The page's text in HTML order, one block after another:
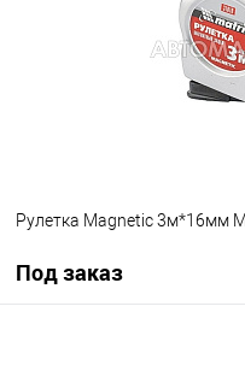
Рулетка Magnetic 3м*16мм
Под заказ